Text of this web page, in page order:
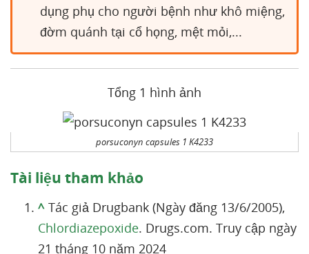
dụng phụ cho người bệnh như khô miệng,
đờm quánh tại cổ họng, mệt mỏi,...
Tổng 1 hình ảnh
porsuconyn capsules 1 K4233
Tài liệu tham khảo
^ Tác giả Drugbank (Ngày đăng 13/6/2005),
Chlordiazepoxide. Drugs.com. Truy cập ngày
21 tháng 10 năm 2024